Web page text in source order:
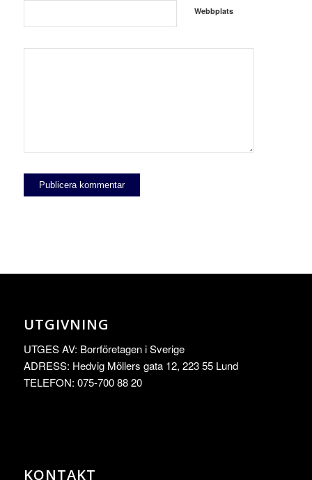
Webbplats
UTGIVNING
UTGES AV: Borrföretagen i Sverige
ADRESS: Hedvig Möllers gata 12, 223 55 Lund
TELEFON: 075-700 88 20
KONTAKT